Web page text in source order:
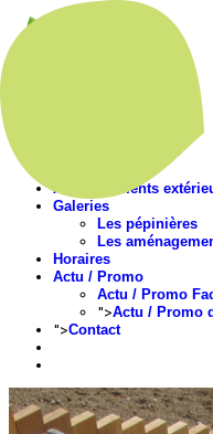
Aménagements
Galeries
Les pépinières
Les
Horaires
Actu / Promo
Actu / Promo
">Actu / Promo
">Contact